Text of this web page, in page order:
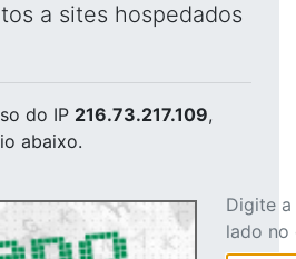
a sites hospedados
do IP 216.73.217.109,
abaixo.
Digite
lado no